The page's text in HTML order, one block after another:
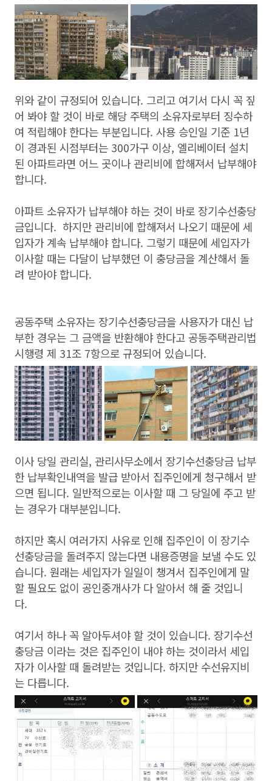
위와 같이 규정되어 있습니다. 그리고 여기서 다시 꼭 짚
어 봐야 할 것이 바로 해당 주택의 소유자로부터 징수하
여 적립해야 한다는 부분입니다. 사용 승인일 기준 1년
이 경과된 시점부터는 300가구 이상, 엘리베이터 설치
된 아파트라면 어느 곳이나 관리비에 합해져서 납부해야
합니다.
아파트 소유자가 납부해야 하는 것이 바로 장기수선충당
금입니다. 하지만 관리비에 합해져서 나오기 때문에 세
입자가 계속 납부해야 합니다. 그렇기 때문에 세입자가
이사할 때는 다달이 납부했던 이 충당금을 계산해서 돌
려 받아야 합니다.
공동주택 소유자는 장기수선충당금을 사용자가 대신 납
부한 경우는 그 금액을 반환해야 한다고 공동주택관리법
시행령 제 31조 7항으로 규정되어 있습니다.
이사 당일 관리실, 관리사무소에서 장기수선충당금 납부
한 납부확인내역을 발급 받아서 집주인에게 청구해서 받
으면 됩니다. 일반적으로는 이사할 때 그 당일에 주고 받
는 경우가 대부분입니다.
하지만 혹시 여러가지 사유로 인해 집주인이 이 장기수
선충당금을 돌려주지 않는다면 내용증명을 보낼 수도 있
습니다. 원래는 세입자가 일일이 챙겨서 집주인에게 말
할 필요도 없이 공인중개사가 다 알아서 해 줄 것입니
다.
여기서 하나 꼭 알아두셔야 할 것이 있습니다. 장기수선
충당금 이라는 것은 집주인이 내야 하는 것이라서 세입
자가 이사할 때 돌려받는 것입니다. 하지만 수선유지비
는 다릅니다.